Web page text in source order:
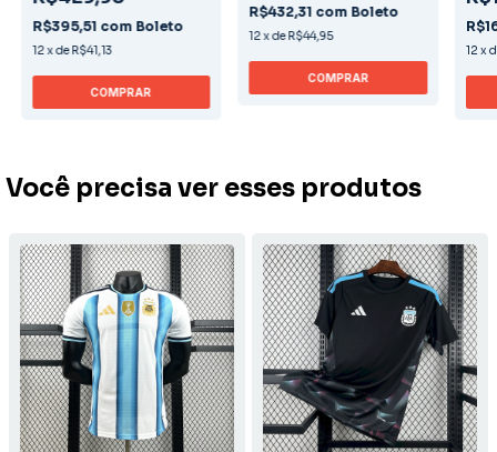
R$395,51 com Boleto
12xde R$41,13
COMPRAR
R$432,31 com Boleto
12xde R$44,95
COMPRAR
12 x
Você precisa ver esses produtos